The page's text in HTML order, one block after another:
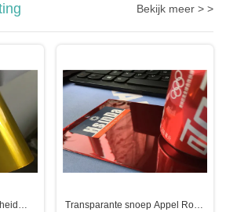
Bekijk meer > >
Transparante snoep Appel Rood